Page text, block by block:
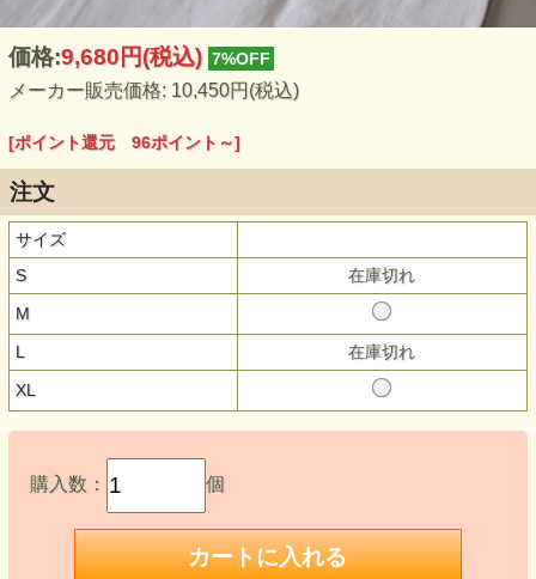
価格:9,680円(税込) 7%OFF
メーカー販売価格: 10,450円(税込)
[ポイント還元 96ポイント～]
注文
サイズ
S
在庫切れ
M
L 在庫切れ
XL
購入数： 個